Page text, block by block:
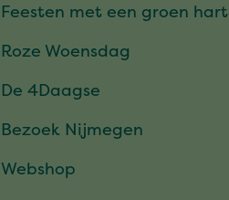
Feesten met een groen hart
Roze Woensdag
De 4Daagse
Bezoek Nijmegen
Webshop